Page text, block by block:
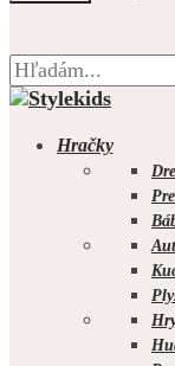
Hľadať:
0.00
Hľadať:
Hračky